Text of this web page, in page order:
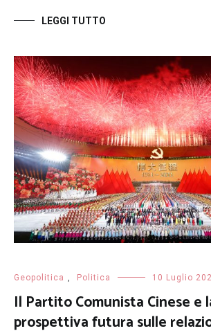
LEGGI TUTTO
Geopolitica , Politica 10 Luglio
Il Partito Comunista Cinese e
prospettiva futura sulle